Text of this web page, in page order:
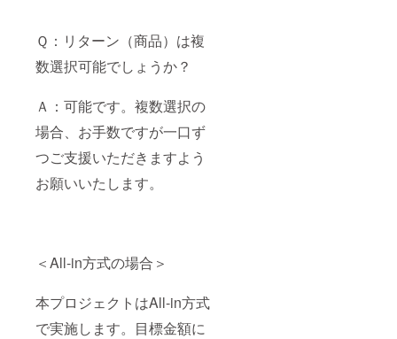
Ｑ：リターン（商品）は複
数選択可能でしょうか？
Ａ：可能です。複数選択の
場合、お手数ですが一口ず
つご支援いただきますよう
お願いいたします。
＜All-in方式の場合＞
本プロジェクトはAll-in方式
で実施します。目標金額に